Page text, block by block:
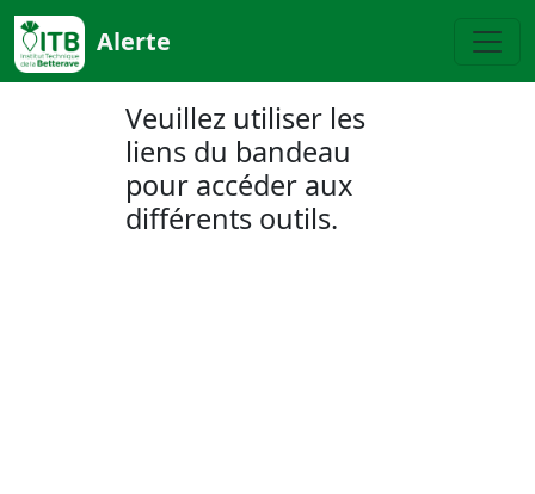
Alerte
Veuillez utiliser les
liens du bandeau
pour accéder aux
différents outils.